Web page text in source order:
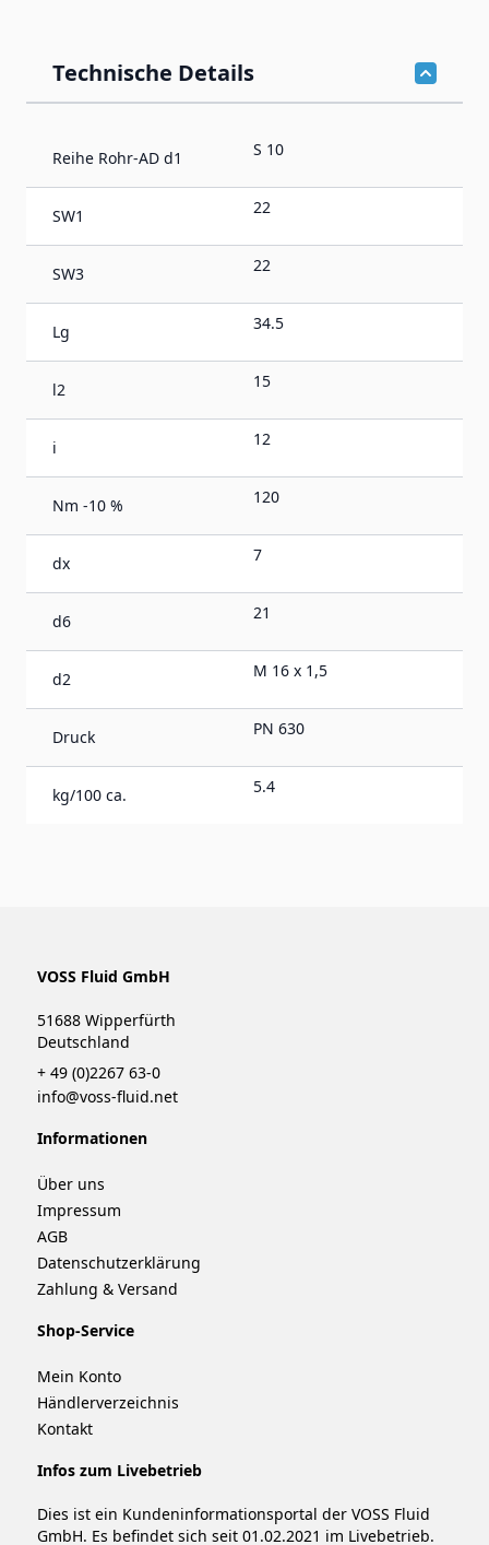
Technische Details
Reihe Rohr-AD d1 S 10
SW1 22
SW3 22
Lg 34.5
l2 15
i 12
Nm -10 % 120
dx 7
d6 21
d2 M 16 x 1,5
Druck PN 630
kg/100 ca. 5.4
VOSS Fluid GmbH
51688 Wipperfürth
Deutschland
+ 49 (0)2267 63-0
info@voss-fluid.net
Informationen
Über uns
Impressum
AGB
Datenschutzerklärung
Zahlung & Versand
Shop-Service
Mein Konto
Händlerverzeichnis
Kontakt
Infos zum Livebetrieb
Dies ist ein Kundeninformationsportal der VOSS Fluid
GmbH. Es befindet sich seit 01.02.2021 im Livebetrieb.